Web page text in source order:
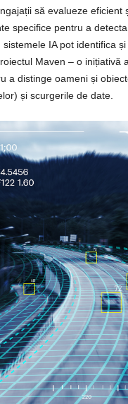
să evalueze eficient
specifice pentru a
sistemele IA pot identifica
Maven – o inițiativă
a distinge oameni și
și scurgerile de date.